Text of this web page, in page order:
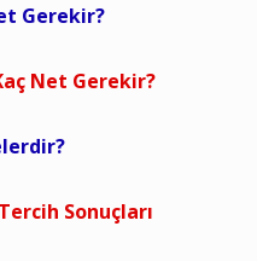
Gerekir?
Net Gerekir?
Sonuçları